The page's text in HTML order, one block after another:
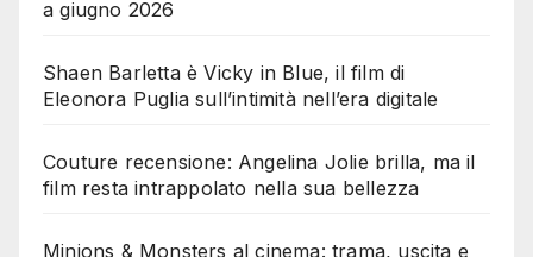
a giugno 2026
Shaen Barletta è Vicky in Blue, il film di
Eleonora Puglia sull’intimità nell’era digitale
Couture recensione: Angelina Jolie brilla, ma il
film resta intrappolato nella sua bellezza
Minions & Monsters al cinema: trama, uscita e